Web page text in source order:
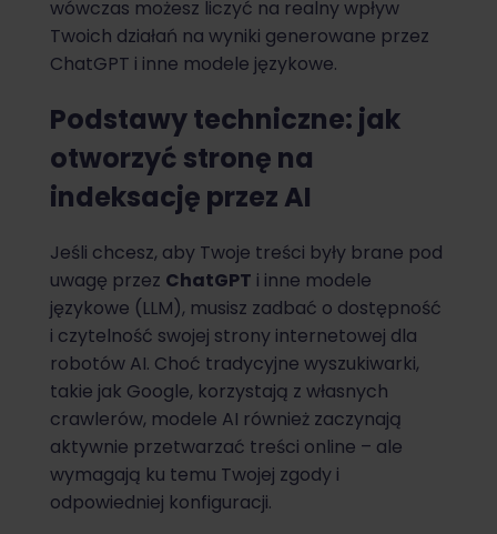
wówczas możesz liczyć na realny wpływ
Twoich działań na wyniki generowane przez
ChatGPT i inne modele językowe.
Podstawy techniczne: jak
otworzyć stronę na
indeksację przez AI
Jeśli chcesz, aby Twoje treści były brane pod
uwagę przez ChatGPT i inne modele
językowe (LLM), musisz zadbać o dostępność
i czytelność swojej strony internetowej dla
robotów AI. Choć tradycyjne wyszukiwarki,
takie jak Google, korzystają z własnych
crawlerów, modele AI również zaczynają
aktywnie przetwarzać treści online – ale
wymagają ku temu Twojej zgody i
odpowiedniej konfiguracji.